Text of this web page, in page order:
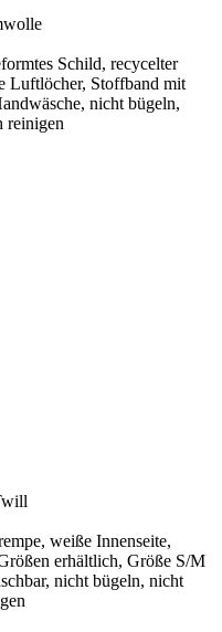
Schild, recycelter
Luftlöcher, Stoffband mit
nicht bügeln,
reinigen
weiße Innenseite,
erhältlich, Größe S/M
nicht bügeln, nicht